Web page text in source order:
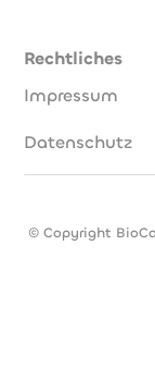
Rechtliches
Impressum
Datenschutz
© Copyright